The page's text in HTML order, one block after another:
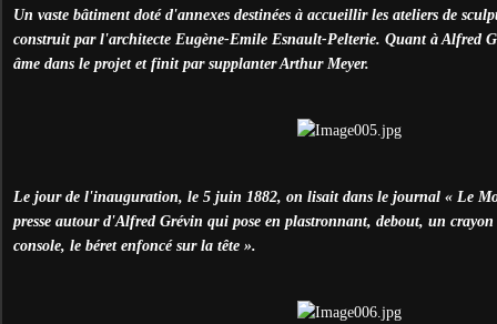
Un vaste bâtiment doté d'annexes destinées à accueillir les ateliers de
construit par l'architecte Eugène-Emile Esnault-Pelterie. Quant à Alfred
âme dans le projet et finit par supplanter Arthur Meyer.
Le jour de l'inauguration, le 5 juin 1882, on lisait dans le journal « Le
presse autour d'Alfred Grévin qui pose en plastronnant, debout, un
console, le béret enfoncé sur la tête ».